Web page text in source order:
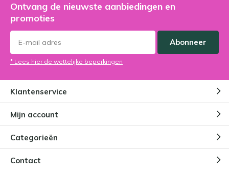
Ontvang de nieuwste aanbiedingen en
promoties
Abonneer
* Lees hier de wettelijke beperkingen
Klantenservice
Mijn account
Categorieën
Contact